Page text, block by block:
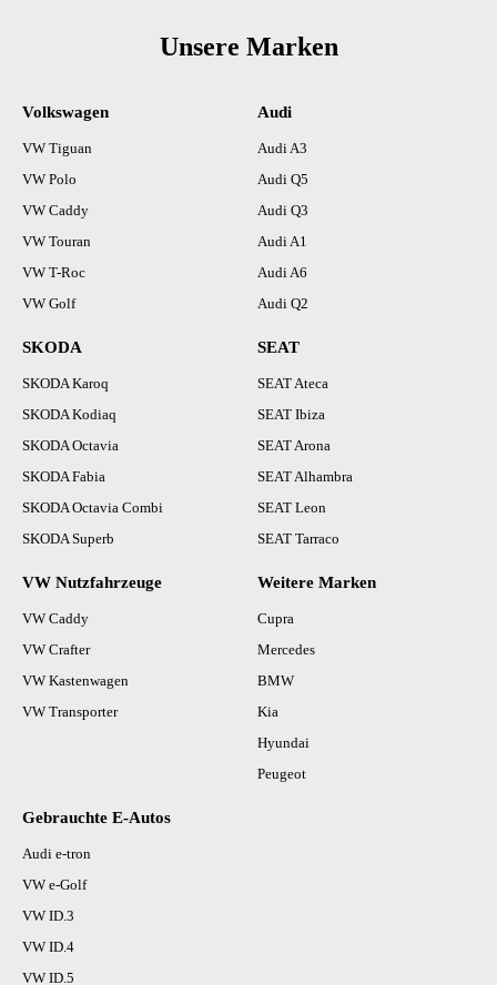
Unsere Marken
Volkswagen
VW Tiguan
VW Polo
VW Caddy
VW Touran
VW T-Roc
VW Golf
Audi
Audi A3
Audi Q5
Audi Q3
Audi A1
Audi A6
Audi Q2
SKODA
SKODA Karoq
SKODA Kodiaq
SKODA Octavia
SKODA Fabia
SKODA Octavia Combi
SKODA Superb
SEAT
SEAT Ateca
SEAT Ibiza
SEAT Arona
SEAT Alhambra
SEAT Leon
SEAT Tarraco
VW Nutzfahrzeuge
VW Caddy
VW Crafter
VW Kastenwagen
VW Transporter
Weitere Marken
Cupra
Mercedes
BMW
Kia
Hyundai
Peugeot
Gebrauchte E-Autos
Audi e-tron
VW e-Golf
VW ID.3
VW ID.4
VW ID.5